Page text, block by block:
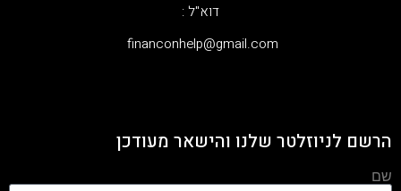
דוא"ל :
‫financonhelp@gmail.com‬
הרשם לניוזלטר שלנו והישאר מעודכן
שם